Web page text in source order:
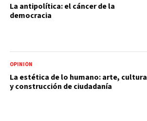
La antipolítica: el cáncer de la
democracia
OPINIÓN
La estética de lo humano: arte, cultura
y construcción de ciudadanía